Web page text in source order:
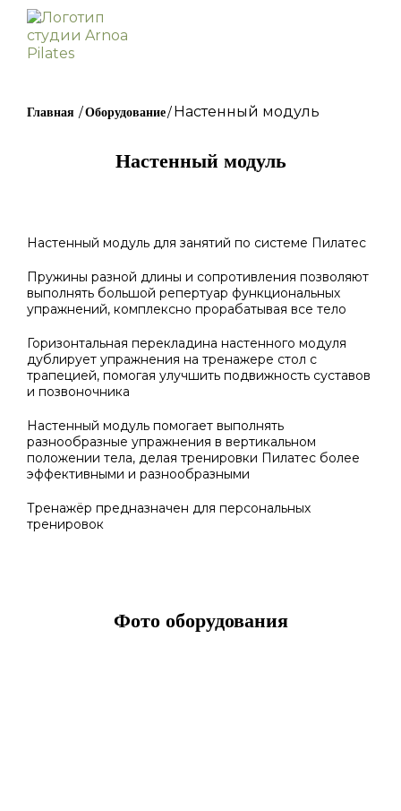
Главная /Оборудование/Настенный модуль
Настенный модуль
Настенный модуль для занятий по системе Пилатес
Пружины разной длины и сопротивления позволяют
выполнять большой репертуар функциональных
упражнений, комплексно прорабатывая все тело
Горизонтальная перекладина настенного модуля
дублирует упражнения на тренажере стол с
трапецией, помогая улучшить подвижность суставов
и позвоночника
Настенный модуль помогает выполнять
разнообразные упражнения в вертикальном
положении тела, делая тренировки Пилатес более
эффективными и разнообразными
Тренажёр предназначен для персональных
тренировок
Фото оборудования